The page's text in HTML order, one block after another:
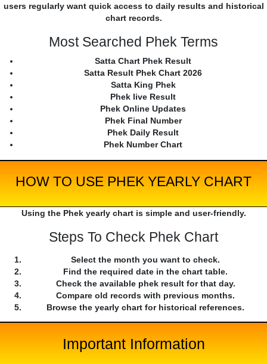
users regularly want quick access to daily results and historical
chart records.
Most Searched Phek Terms
Satta Chart Phek Result
Satta Result Phek Chart 2026
Satta King Phek
Phek live Result
Phek Online Updates
Phek Final Number
Phek Daily Result
Phek Number Chart
HOW TO USE PHEK YEARLY CHART
Using the Phek yearly chart is simple and user-friendly.
Steps To Check Phek Chart
Select the month you want to check.
Find the required date in the chart table.
Check the available phek result for that day.
Compare old records with previous months.
Browse the yearly chart for historical references.
Important Information